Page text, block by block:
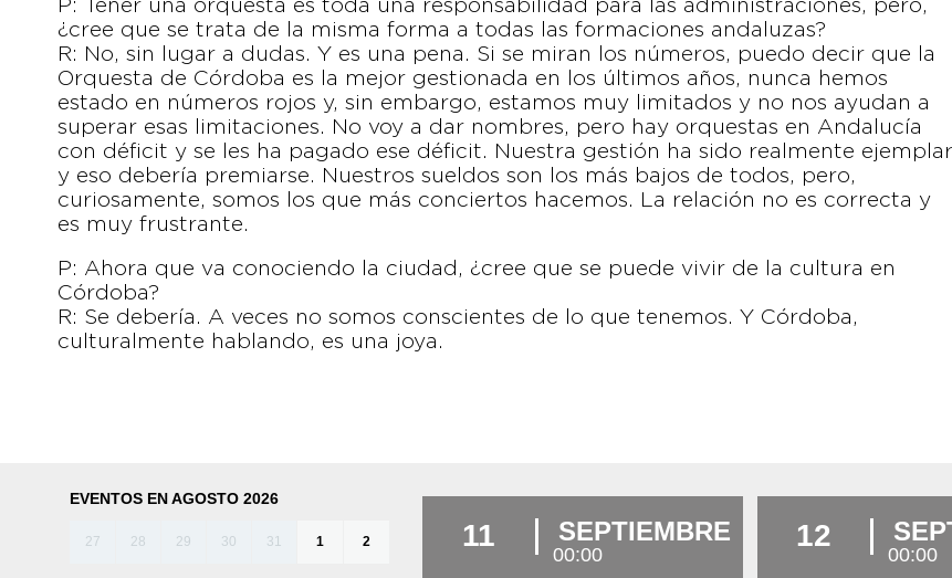
P: Tener una orquesta es toda una responsabilidad para las administraciones, pero,
¿cree que se trata de la misma forma a todas las formaciones andaluzas?
R: No, sin lugar a dudas. Y es una pena. Si se miran los números, puedo decir que la
Orquesta de Córdoba es la mejor gestionada en los últimos años, nunca hemos
estado en números rojos y, sin embargo, estamos muy limitados y no nos ayudan a
superar esas limitaciones. No voy a dar nombres, pero hay orquestas en Andalucía
con déficit y se les ha pagado ese déficit. Nuestra gestión ha sido realmente ejemplar
y eso debería premiarse. Nuestros sueldos son los más bajos de todos, pero,
curiosamente, somos los que más conciertos hacemos. La relación no es correcta y
es muy frustrante.
P: Ahora que va conociendo la ciudad, ¿cree que se puede vivir de la cultura en
Córdoba?
R: Se debería. A veces no somos conscientes de lo que tenemos. Y Córdoba,
culturalmente hablando, es una joya.
EVENTOS EN AGOSTO 2026
27 28 29 30 31 1 2 11 SEPTIEMBRE
00:00
12
00:00